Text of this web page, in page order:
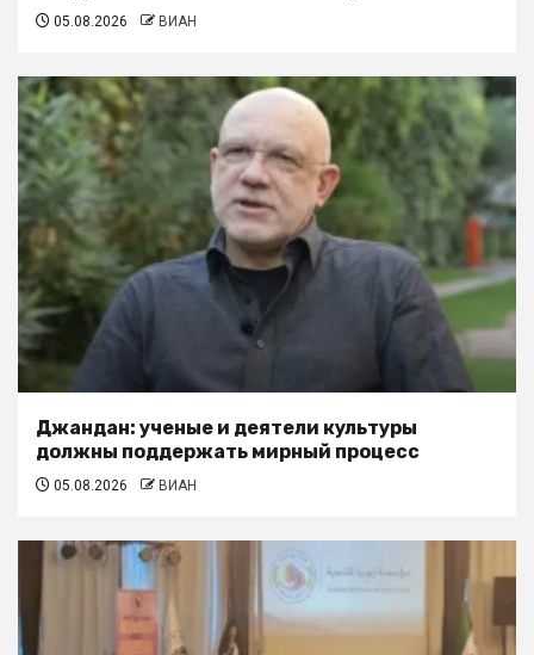
05.08.2026 ВИАН
Джандан: ученые и деятели культуры
должны поддержать мирный процесс
05.08.2026 ВИАН